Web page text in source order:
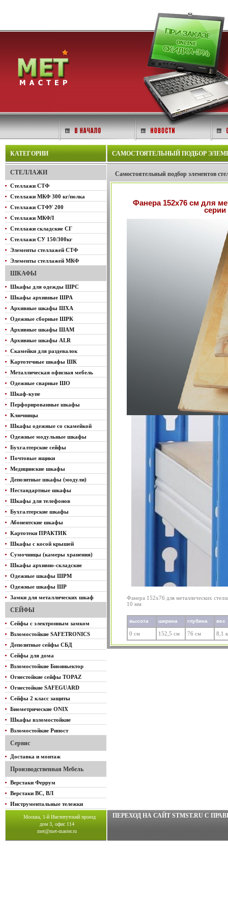
КАТЕГОРИИ
СТЕЛЛАЖИ
Стеллажи СТФ
Стеллажи МКФ 300 кг/полка
Стеллажи СТФУ 200
Стеллажи МКФЛ
Стеллажи складские СГ
Стеллажи СУ 150/300кг
Элементы стеллажей СТФ
Элементы стеллажей МКФ
ШКАФЫ
Шкафы для одежды ШРС
Шкафы архивные ШРА
Архивные шкафы ШХА
Одежные сборные ШРК
Архивные шкафы ШАМ
Архивные шкафы ALR
Скамейки для раздевалок
Картотечные шкафы ШК
Металлическая офисная мебель
Одежные сварные ШО
Шкаф-купе
Перфорированные шкафы
Ключницы
Шкафы одежные со скамейкой
Одежные модульные шкафы
Бухгалтерские сейфы
Почтовые ящики
Медицинские шкафы
Депозитные шкафы (модули)
Нестандартные шкафы
Шкафы для телефонов
Бухгалтерские шкафы
Абонентские шкафы
Картотеки ПРАКТИК
Шкафы с косой крышей
Сумочницы (камеры хранения)
Шкафы архивно-складские
Одежные шкафы ШРМ
Одежные шкафы ШР
Замки для металлических шкаф
СЕЙФЫ
Сейфы с электронным замком
Взломостойкие SAFETRONICS
Депозитные сейфы СБД
Сейфы для дома
Взломостойкие Биоиньектор
Огнестойкие сейфы TOPAZ
Огнестойкие SAFEGUARD
Сейфы 2 класс защиты
Биометрические ONIX
Шкафы взломостойкие
Взломостойкие Рипост
Сервис
Доставка и монтаж
Производственная Мебель
Верстаки Феррум
Верстаки ВС, ВЛ
Инструментальные тележки
САМОСТОЯТЕЛЬНЫЙ ПОДБОР
Самостоятельный подбор элементов
Фанера 152х76 см для
Фанера 152х76 для металлических
10 мм
высота ширина глубина вес
0 см 152,5 см 76 см 8,1
Москва, 1-й Институтский проезд
дом 3, офис 114
met@met-master.ru
ПЕРЕХОД НА САЙТ STMST.RU C